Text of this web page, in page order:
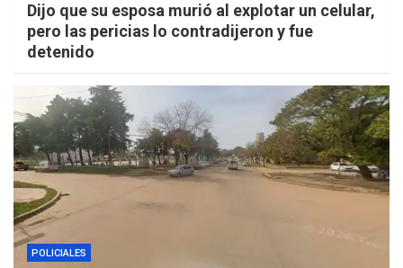
Dijo que su esposa murió al explotar un celular,
pero las pericias lo contradijeron y fue
detenido
POLICIALES